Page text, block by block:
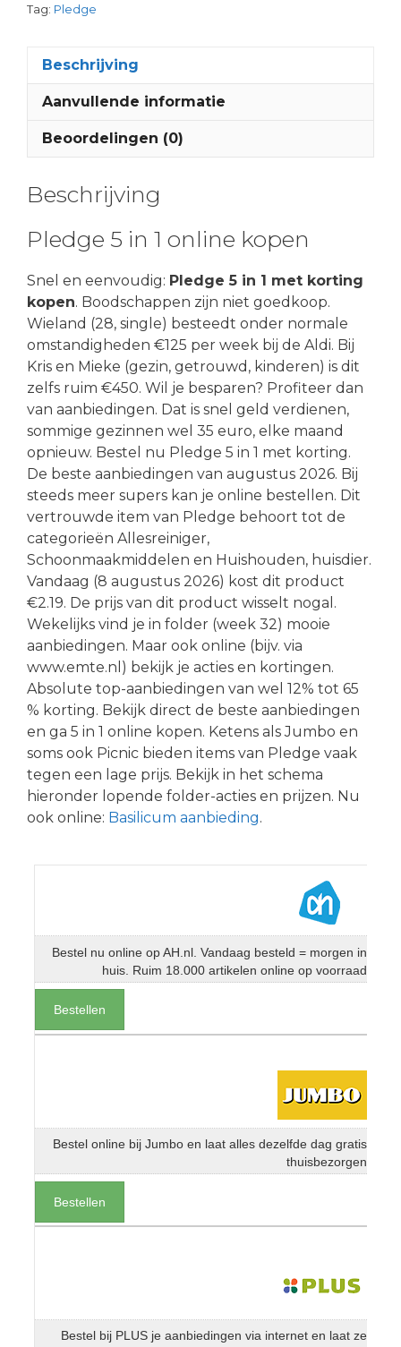
Tag: Pledge
Beschrijving
Aanvullende informatie
Beoordelingen (0)
Beschrijving
Pledge 5 in 1 online kopen
Snel en eenvoudig: Pledge 5 in 1 met korting
kopen. Boodschappen zijn niet goedkoop.
Wieland (28, single) besteedt onder normale
omstandigheden €125 per week bij de Aldi. Bij
Kris en Mieke (gezin, getrouwd, kinderen) is dit
zelfs ruim €450. Wil je besparen? Profiteer dan
van aanbiedingen. Dat is snel geld verdienen,
sommige gezinnen wel 35 euro, elke maand
opnieuw. Bestel nu Pledge 5 in 1 met korting.
De beste aanbiedingen van augustus 2026. Bij
steeds meer supers kan je online bestellen. Dit
vertrouwde item van Pledge behoort tot de
categorieën Allesreiniger,
Schoonmaakmiddelen en Huishouden, huisdier.
Vandaag (8 augustus 2026) kost dit product
€2.19. De prijs van dit product wisselt nogal.
Wekelijks vind je in folder (week 32) mooie
aanbiedingen. Maar ook online (bijv. via
www.emte.nl) bekijk je acties en kortingen.
Absolute top-aanbiedingen van wel 12% tot 65
% korting. Bekijk direct de beste aanbiedingen
en ga 5 in 1 online kopen. Ketens als Jumbo en
soms ook Picnic bieden items van Pledge vaak
tegen een lage prijs. Bekijk in het schema
hieronder lopende folder-acties en prijzen. Nu
ook online: Basilicum aanbieding.
Bestel nu online op AH.nl. Vandaag besteld = morgen in
huis. Ruim 18.000 artikelen online op voorraad
Bestellen
Bestel online bij Jumbo en laat alles dezelfde dag gratis
thuisbezorgen
Bestellen
Bestel bij PLUS je aanbiedingen via internet en laat ze